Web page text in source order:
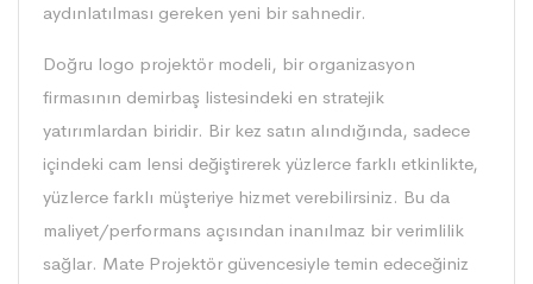
aydınlatılması gereken yeni bir sahnedir.
Doğru logo projektörmodeli, bir organizasyon
firmasının demirbaş listesindeki en stratejik
yatırımlardan biridir. Bir kez satın alındığında, sadece
içindeki cam lensi değiştirerek yüzlerce farklı etkinlikte,
yüzlerce farklı müşteriye hizmet verebilirsiniz. Bu da
maliyet/performans açısından inanılmaz bir verimlilik
sağlar. Mate Projektör güvencesiyle temin edeceğiniz